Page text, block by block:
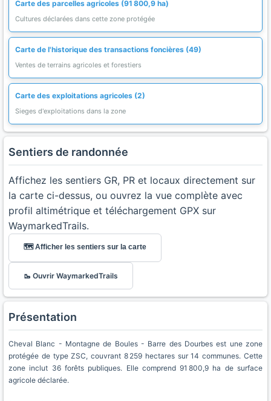
Carte des parcelles agricoles (91 800,9 ha)
Cultures déclarées dans cette zone protégée
Carte de l'historique des transactions foncières (49)
Ventes de terrains agricoles et forestiers
Carte des exploitations agricoles (2)
Sieges d'exploitations dans la zone
Sentiers de randonnée
Affichez les sentiers GR, PR et locaux directement sur
la carte ci-dessus, ou ouvrez la vue complète avec
profil altimétrique et téléchargement GPX sur
WaymarkedTrails.
🗺️ Afficher les sentiers sur la carte
🥾 Ouvrir WaymarkedTrails
Présentation
Cheval Blanc - Montagne de Boules - Barre des Dourbes est une zone
protégée de type ZSC, couvrant 8 259 hectares sur 14 communes. Cette
zone inclut 36 forêts publiques. Elle comprend 91 800,9 ha de surface
agricole déclarée.